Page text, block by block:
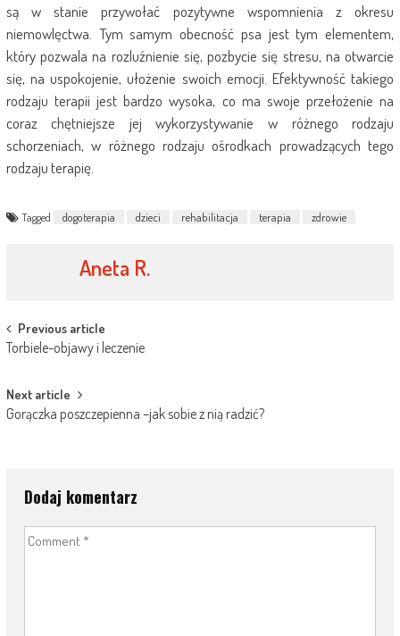
są w stanie przywołać pozytywne wspomnienia z okresu
niemowlęctwa. Tym samym obecność psa jest tym elementem,
który pozwala na rozluźnienie się, pozbycie się stresu, na otwarcie
się, na uspokojenie, ułożenie swoich emocji. Efektywność takiego
rodzaju terapii jest bardzo wysoka, co ma swoje przełożenie na
coraz chętniejsze jej wykorzystywanie w różnego rodzaju
schorzeniach, w różnego rodzaju ośrodkach prowadzących tego
rodzaju terapię.
Tagged dogoterapia dzieci rehabilitacja terapia zdrowie
Aneta R.
Post
navigation
Previous article
Torbiele-objawy i leczenie
Next article
Gorączka poszczepienna –jak sobie z nią radzić?
Dodaj komentarz